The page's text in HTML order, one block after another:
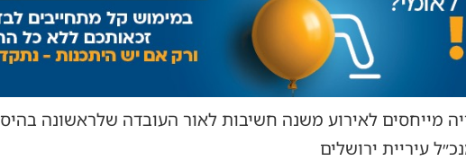
מייחסים לאירוע משנה חשיבות לאור העובדה שלראשונה
עיריית ירושלים